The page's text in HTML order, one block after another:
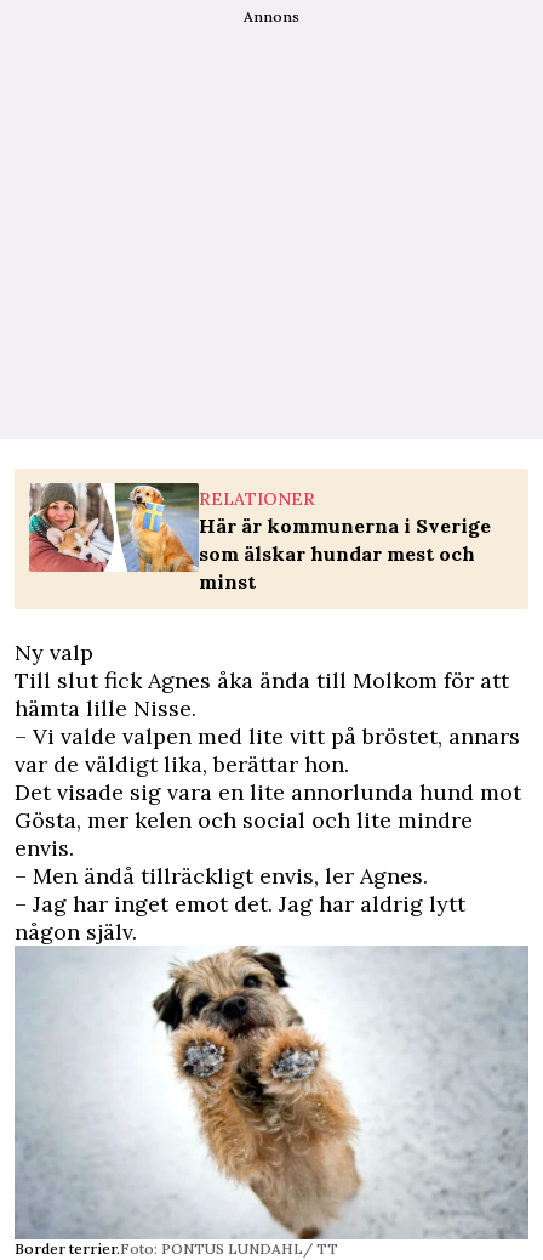
Annons
RELATIONER
Här är kommunerna i Sverige
som älskar hundar mest och
minst
Ny valp
Till slut fick Agnes åka ända till Molkom för att
hämta lille Nisse.
– Vi valde valpen med lite vitt på bröstet, annars
var de väldigt lika, berättar hon.
Det visade sig vara en lite annorlunda hund mot
Gösta, mer kelen och social och lite mindre
envis.
– Men ändå tillräckligt envis, ler Agnes.
– Jag har inget emot det. Jag har aldrig lytt
någon själv.
Border terrier.Foto: PONTUS LUNDAHL/ TT